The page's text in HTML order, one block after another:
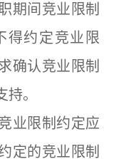
期间竞业限制
得约定竞业限
确认竞业限制
。
业限制约定应
定的竞业限制